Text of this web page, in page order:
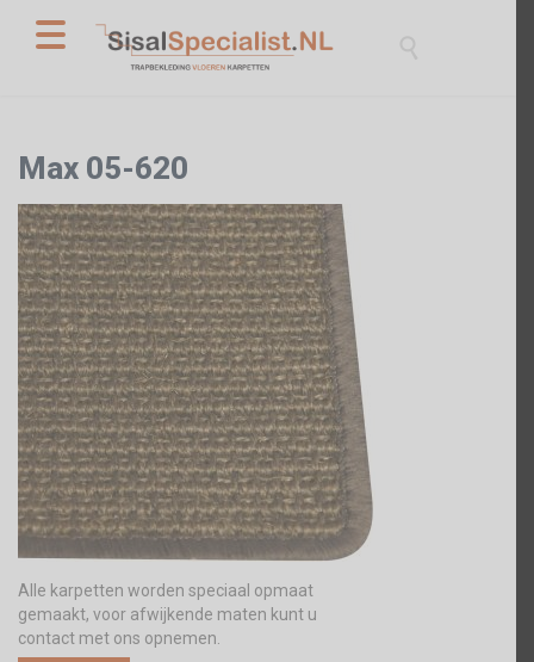
Max 05-620
Alle karpetten worden speciaal opmaat
gemaakt, voor afwijkende maten kunt u
contact met ons opnemen.